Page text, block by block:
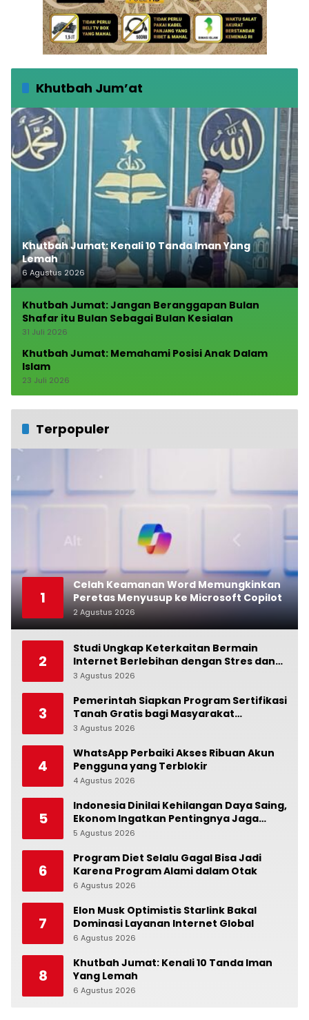
Khutbah Jum’at
Khutbah Jumat: Kenali 10 Tanda Iman Yang
Lemah
6 Agustus 2026
Khutbah Jumat: Jangan Beranggapan Bulan
Shafar itu Bulan Sebagai Bulan Kesialan
31 Juli 2026
Khutbah Jumat: Memahami Posisi Anak Dalam
Islam
23 Juli 2026
Terpopuler
1
Celah Keamanan Word Memungkinkan
Peretas Menyusup ke Microsoft Copilot
2 Agustus 2026
2
Studi Ungkap Keterkaitan Bermain
Internet Berlebihan dengan Stres dan
Suasana Hati
3 Agustus 2026
3
Pemerintah Siapkan Program Sertifikasi
Tanah Gratis bagi Masyarakat
Berpenghasilan Rendah
3 Agustus 2026
4
WhatsApp Perbaiki Akses Ribuan Akun
Pengguna yang Terblokir
4 Agustus 2026
5
Indonesia Dinilai Kehilangan Daya Saing,
Ekonom Ingatkan Pentingnya Jaga
Independensi Bank Indonesia
5 Agustus 2026
6
Program Diet Selalu Gagal Bisa Jadi
Karena Program Alami dalam Otak
6 Agustus 2026
7
Elon Musk Optimistis Starlink Bakal
Dominasi Layanan Internet Global
6 Agustus 2026
8
Khutbah Jumat: Kenali 10 Tanda Iman
Yang Lemah
6 Agustus 2026